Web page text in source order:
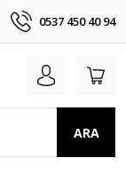
0537 450 40 94
ARA